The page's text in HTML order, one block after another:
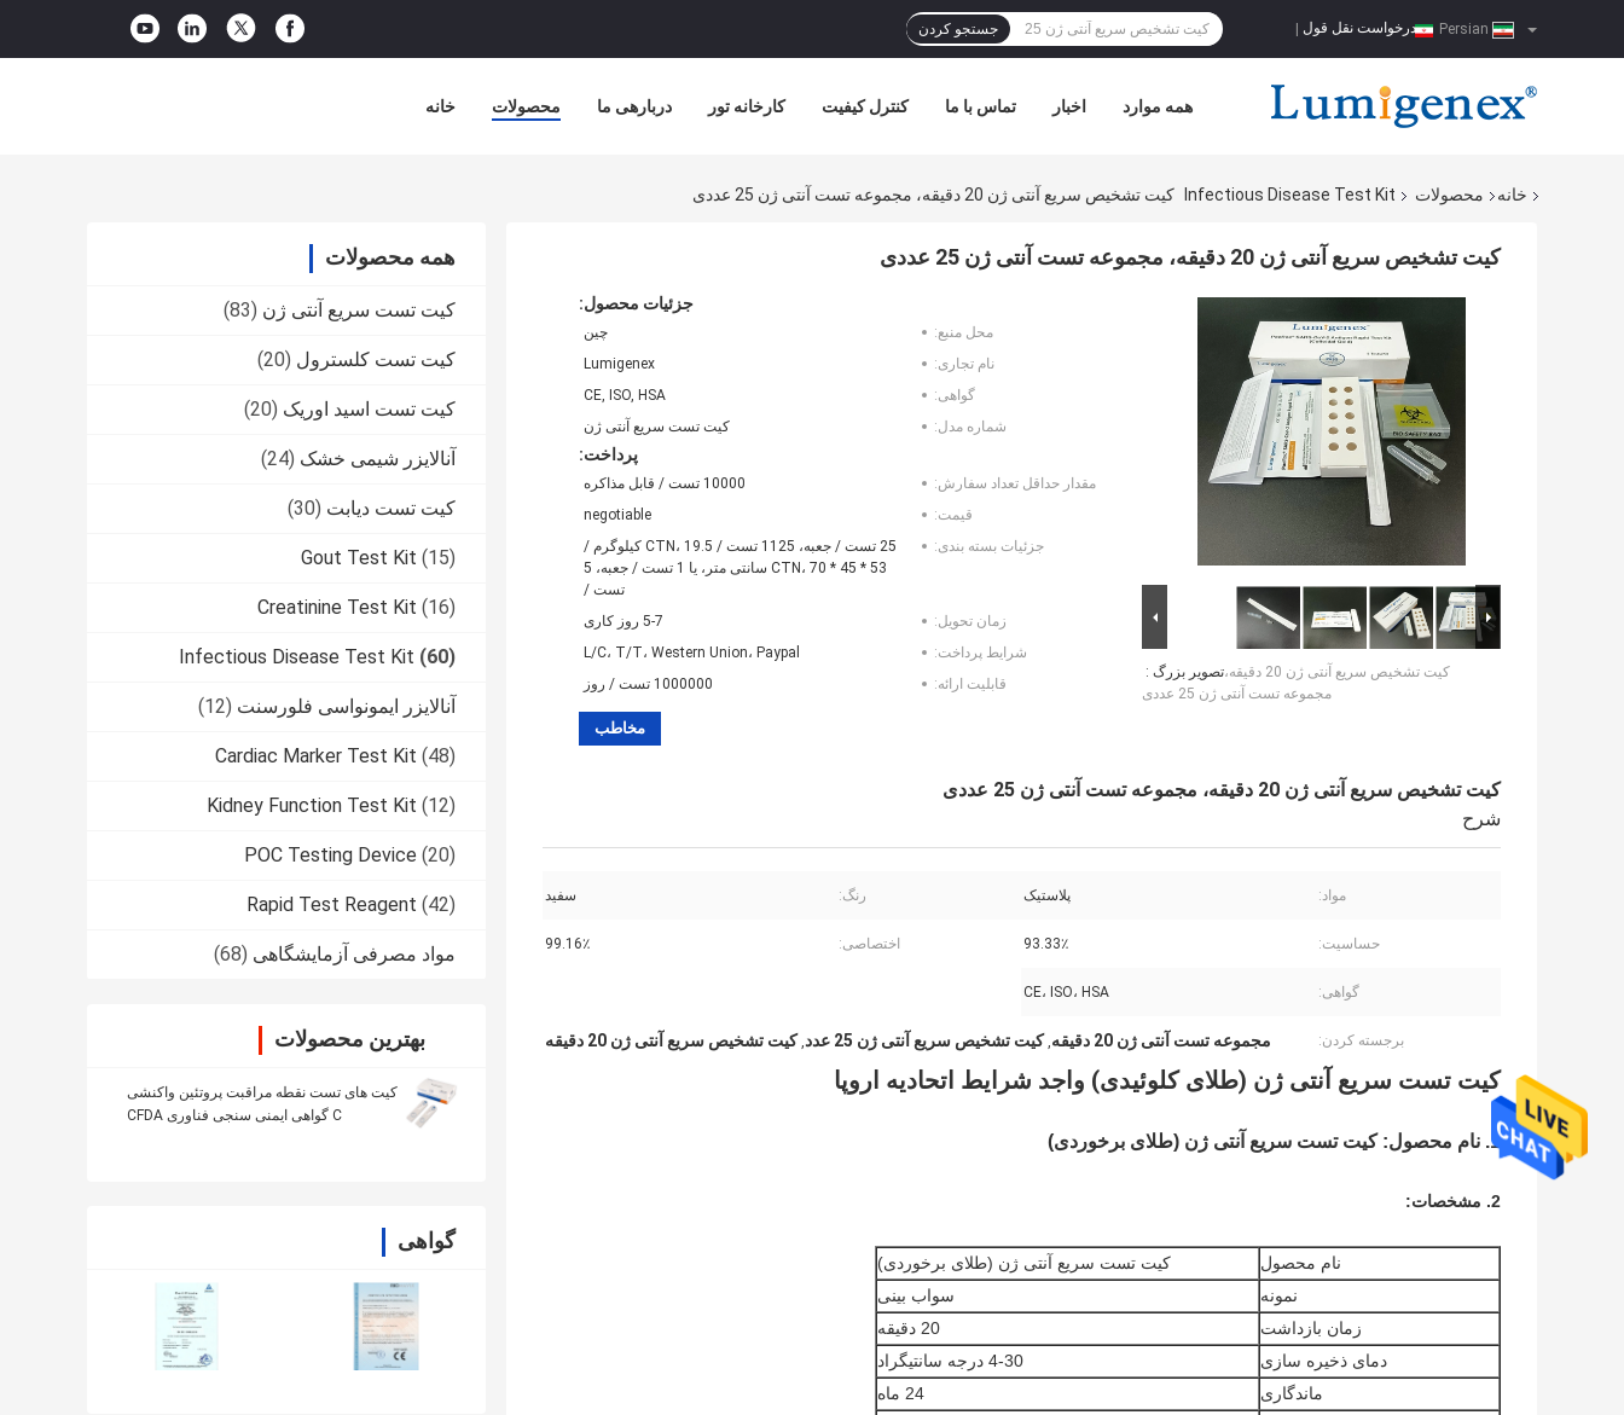
درخواست نقل قول جستجو کردن
خانه محصولات دربارهی ما کارخانه تور کنترل کیفیت تماس با ما اخبار همه موارد
خانه محصولات Infectious Disease Test Kit کیت تشخیص سریع آنتی ژن 20 دقیقه، مجموعه تست آنتی ژن 25 عددی
همه محصولات
کیت تست سریع آنتی ژن (83)
کیت تست کلسترول (20)
کیت تست اسید اوریک (20)
آنالایزر شیمی خشک (24)
کیت تست دیابت (30)
Gout Test Kit (15)
Creatinine Test Kit (16)
Infectious Disease Test Kit (60)
آنالایزر ایمونواسی فلورسنت (12)
Cardiac Marker Test Kit (48)
Kidney Function Test Kit (12)
POC Testing Device (20)
Rapid Test Reagent (42)
مواد مصرفی آزمایشگاهی (68)
بهترین محصولات
کیت های تست نقطه مراقبت پروتئین واکنشی
C گواهی ایمنی سنجی فناوری CFDA
گواهی
کیت تشخیص سریع آنتی ژن 20 دقیقه، مجموعه تست آنتی ژن 25 عددی
تصویر بزرگ :کیت تشخیص سریع آنتی ژن 20 دقیقه،
مجموعه تست آنتی ژن 25 عددی
جزئیات محصول:
محل منبع:
چین
نام تجاری:
Lumigenex
گواهی:
CE, ISO, HSA
شماره مدل:
کیت تست سریع آنتی ژن
پرداخت:
مقدار حداقل تعداد سفارش:
10000 تست / قابل مذاکره
قیمت:
negotiable
جزئیات بسته بندی:
25 تست / جعبه، 1125 تست / CTN، 19.5 کیلوگرم /
CTN، 70 * 45 * 53 سانتی متر، یا 1 تست / جعبه، 5
تست /
زمان تحویل:
5-7 روز کاری
شرایط پرداخت:
L/C، T/T، Western Union، Paypal
قابلیت ارائه:
1000000 تست / روز
مخاطب
کیت تشخیص سریع آنتی ژن 20 دقیقه، مجموعه تست آنتی ژن 25 عددی
شرح
مواد: پلاستیک رنگ: سفید
حساسیت: 93.33٪ اختصاصی: 99.16٪
گواهی: CE، ISO، HSA
برجسته کردن: مجموعه تست آنتی ژن 20 دقیقه , کیت تشخیص سریع آنتی ژن 25 عدد , کیت تشخیص سریع آنتی ژن 20 دقیقه
کیت تست سریع آنتی ژن (طلای کلوئیدی) واجد شرایط اتحادیه اروپا
1. نام محصول: کیت تست سریع آنتی ژن (طلای برخوردی)
2. مشخصات:
نام محصول
کیت تست سریع آنتی ژن (طلای برخوردی)
نمونه
سواب بینی
زمان بازداشت
20 دقیقه
دمای ذخیره سازی
4-30 درجه سانتیگراد
ماندگاری
24 ماه